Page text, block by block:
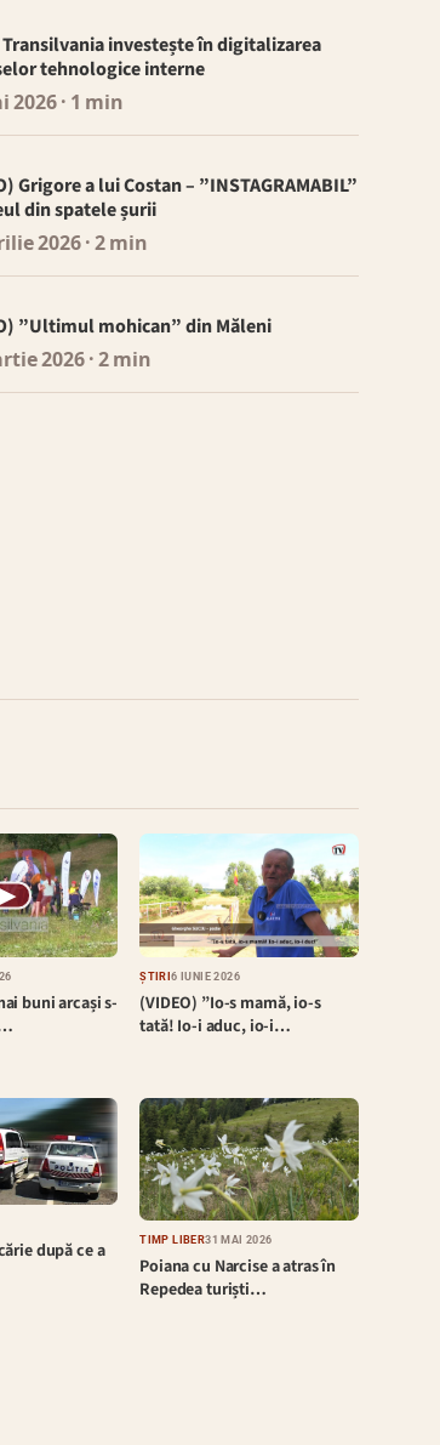
investește în digitalizarea
tehnologice interne
2026· 1 min
Grigore a lui Costan – ”INSTAGRAMABIL”
din spatele șurii
2026· 2 min
”Ultimul mohican” din Măleni
2026· 2 min
▶
buni arcași s-
ȘTIRI6 IUNIE 2026
(VIDEO) ”Io-s mamă, io-s
tată! Io-i aduc, io-i…
după ce a
TIMP LIBER31 MAI 2026
Poiana cu Narcise a atras în
Repedea turiști…